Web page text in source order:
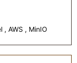
, AWS , MinIO